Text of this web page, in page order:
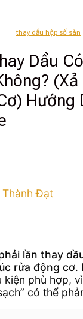
thay dầu hộp số sàn
Dầu
(Xả
Hướng
Thành Đạt
lần thay
rửa động cơ.
kiện phù hợp,
có thể